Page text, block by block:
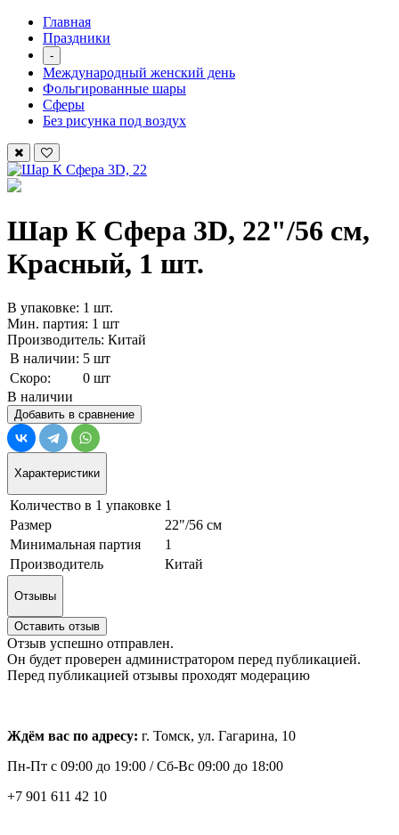
Главная
Праздники
-
Международный женский день
Фольгированные шары
Сферы
Без рисунка под воздух
Шар К Сфера 3D, 22"/56 см,
Красный, 1 шт.
В упаковке: 1 шт.
Мин. партия: 1 шт
Производитель: Китай
В наличии: 5 шт
Скоро:
0 шт
В наличии
Добавить в сравнение
Характеристики
Количество в 1 упаковке 1
Размер
22"/56 см
Минимальная партия
1
Производитель
Китай
Отзывы
Оставить отзыв
Отзыв успешно отправлен.
Он будет проверен администратором перед публикацией.
Перед публикацией отзывы проходят модерацию
Ждём вас по адресу: г. Томск, ул. Гагарина, 10
Пн-Пт с 09:00 до 19:00 /Сб-Вс 09:00 до 18:00
+7 901 611 42 10